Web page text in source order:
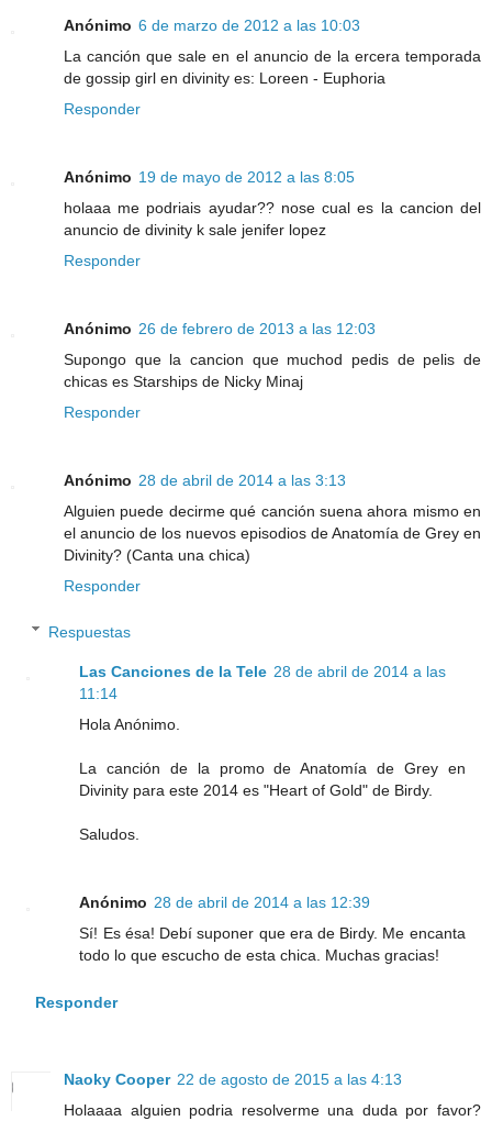
Anónimo 6 de marzo de 2012 a las 10:03
La canción que sale en el anuncio de la ercera temporada
de gossip girl en divinity es: Loreen - Euphoria
Responder
Anónimo 19 de mayo de 2012 a las 8:05
holaaa me podriais ayudar?? nose cual es la cancion del
anuncio de divinity k sale jenifer lopez
Responder
Anónimo 26 de febrero de 2013 a las 12:03
Supongo que la cancion que muchod pedis de pelis de
chicas es Starships de Nicky Minaj
Responder
Anónimo 28 de abril de 2014 a las 3:13
Alguien puede decirme qué canción suena ahora mismo en
el anuncio de los nuevos episodios de Anatomía de Grey en
Divinity? (Canta una chica)
Responder
Respuestas
Las Canciones de la Tele 28 de abril de 2014 a las
11:14
Hola Anónimo.
La canción de la promo de Anatomía de Grey en
Divinity para este 2014 es "Heart of Gold" de Birdy.
Saludos.
Anónimo 28 de abril de 2014 a las 12:39
Sí! Es ésa! Debí suponer que era de Birdy. Me encanta
todo lo que escucho de esta chica. Muchas gracias!
Responder
Naoky Cooper 22 de agosto de 2015 a las 4:13
Holaaaa alguien podria resolverme una duda por favor?